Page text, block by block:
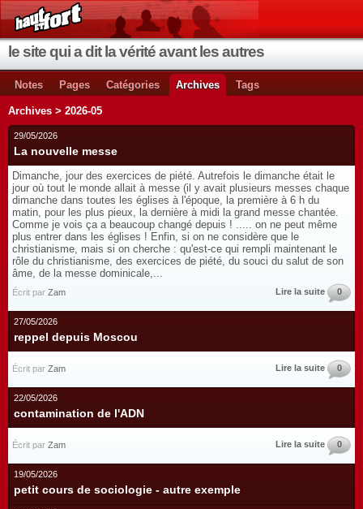
le site qui a dit la vérité avant les autres
Notes Pages Catégories Archives Tags
Archives > 2026-05
29/05/2026
La nouvelle messe
Dimanche, jour des exercices de piété. Autrefois le dimanche était le
jour où tout le monde allait à messe (il y avait plusieurs messes chaque
dimanche dans toutes les églises à l'époque, la première à 6 h du
matin, pour les plus pieux, la dernière à midi la grand messe chantée.
Comme je vois ça a beaucoup changé depuis ! ..... on ne peut même
plus entrer dans les églises ! Enfin, si on ne considère que le
christianisme, mais si on cherche : qu'est-ce qui rempli maintenant le
rôle du christianisme, des exercices de piété, du souci du salut de son
âme, de la messe dominicale,...
Écrit par Zam Lire la suite 0
27/05/2026
reppel depuis Moscou
Écrit par Zam Lire la suite 0
22/05/2026
contamination de l'ADN
Écrit par Zam Lire la suite 0
19/05/2026
petit cours de sociologie - autre exemple